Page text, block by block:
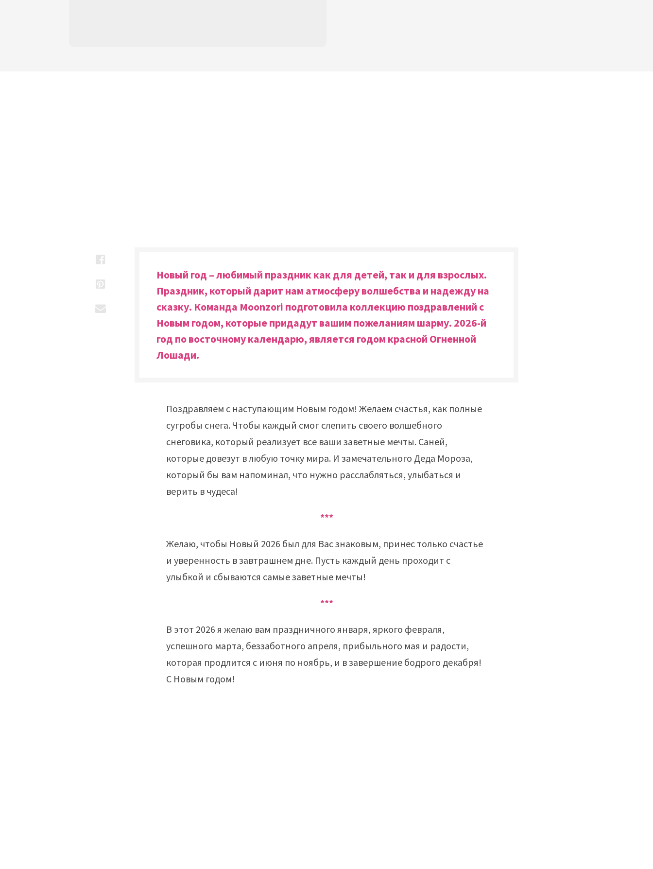
Новый год – любимый праздник как для детей, так и для взрослых.
Праздник, который дарит нам атмосферу волшебства и надежду на
сказку. Команда Moonzori подготовила коллекцию поздравлений с
Новым годом, которые придадут вашим пожеланиям шарму. 2026-й
год по восточному календарю, является годом красной Огненной
Лошади.
Поздравляем с наступающим Новым годом! Желаем счастья, как полные
сугробы снега. Чтобы каждый смог слепить своего волшебного
снеговика, который реализует все ваши заветные мечты. Саней,
которые довезут в любую точку мира. И замечательного Деда Мороза,
который бы вам напоминал, что нужно расслабляться, улыбаться и
верить в чудеса!
***
Желаю, чтобы Новый 2026 был для Вас знаковым, принес только счастье
и уверенность в завтрашнем дне. Пусть каждый день проходит с
улыбкой и сбываются самые заветные мечты!
***
В этот 2026 я желаю вам праздничного января, яркого февраля,
успешного марта, беззаботного апреля, прибыльного мая и радости,
которая продлится с июня по ноябрь, и в завершение бодрого декабря!
С Новым годом!